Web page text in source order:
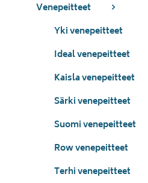
Venepeitteet
Yki venepeitteet
Ideal venepeitteet
Kaisla venepeitteet
Särki venepeitteet
Suomi venepeitteet
Row venepeitteet
Terhi venepeitteet